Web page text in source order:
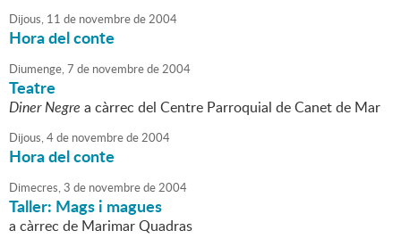
Dijous, 11 de novembrede2004
Hora del conte
Diumenge,7 de novembrede2004
Teatre
Diner Negre a càrrec del Centre Parroquial de Canet de Mar
Dijous,4de novembrede2004
Hora del conte
Dimecres,3 de novembrede2004
Taller: Mags i magues
a càrrec de Marimar Quadras